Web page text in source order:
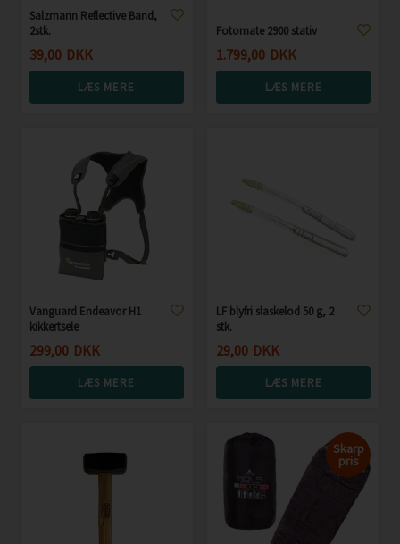
Salzmann Reflective Band,
2stk.
39,00 DKK
LÆS MERE
Fotomate 2900 stativ
1.799,00 DKK
LÆS MERE
Vanguard Endeavor H1
kikkertsele
299,00 DKK
LÆS MERE
LF blyfri slaskelod 50 g, 2
stk.
29,00 DKK
LÆS MERE
Skarp
pris